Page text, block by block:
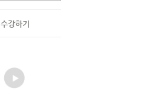
수강하기